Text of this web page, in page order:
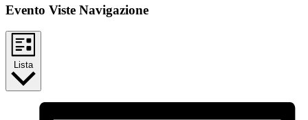
Evento Viste Navigazione
Lista